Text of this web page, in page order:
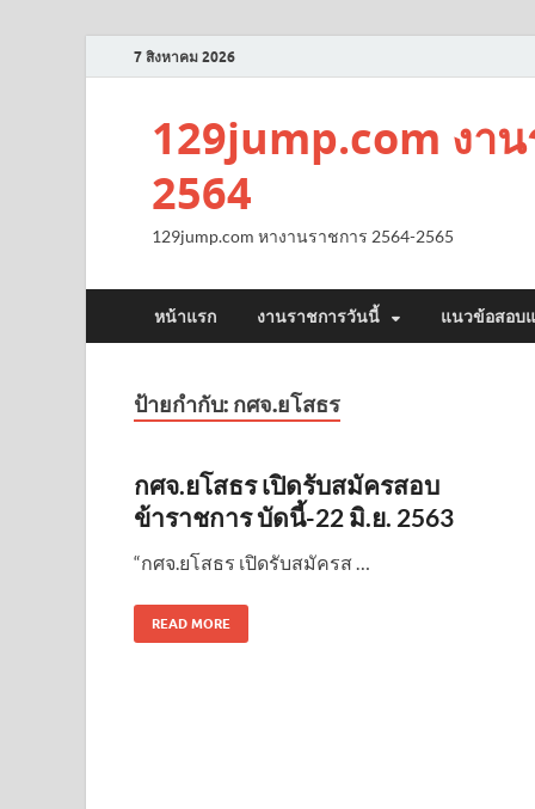
7 สิงหาคม 2026
129jump.com งา
2564
129jump.com หางานราชการ 2564-2565
หน้าแรก งานราชการวันนี้ แนวข้อสอบ
ป้ายกำกับ: กศจ.ยโสธร
กศจ.ยโสธร เปิดรับสมัครสอบ
ข้าราชการ บัดนี้-22 มิ.ย. 2563
“กศจ.ยโสธร เปิดรับสมัครส …
READ MORE